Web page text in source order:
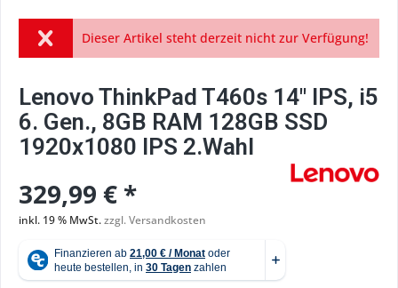
Dieser Artikel steht derzeit nicht zur Verfügung!
Lenovo ThinkPad T460s 14" IPS, i5
6. Gen., 8GB RAM 128GB SSD
1920x1080 IPS 2.Wahl
329,99 € *
inkl. 19 % MwSt.zzgl. Versandkosten